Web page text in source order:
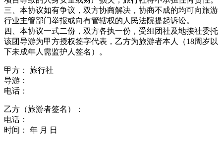
三、本协议如有争议，双方协商解决，协商不成的均可向旅游
行业主管部门举报或向有管辖权的人民法院提起诉讼。
四、本协议一式二份，双方各执一份，受组团社及地接社委托
该团导游为甲方授权签字代表，乙方为旅游者本人（18周岁以
下未成年人需监护人签名）。
甲方： 旅行社
导游：
电话：
乙方（旅游者签名）：
电话：
时间： 年 月 日